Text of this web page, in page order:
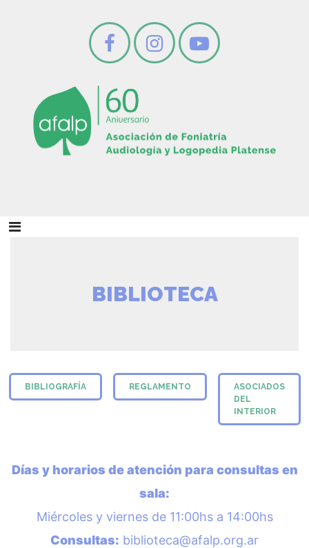
BIBLIOTECA
BIBLIOGRAFÍA REGLAMENTO
ASOCIADOS
DEL
INTERIOR
Días y horarios de atención para consultas en
sala:
Miércoles y viernes de 11:00hs a 14:00hs
Consultas: biblioteca@afalp.org.ar